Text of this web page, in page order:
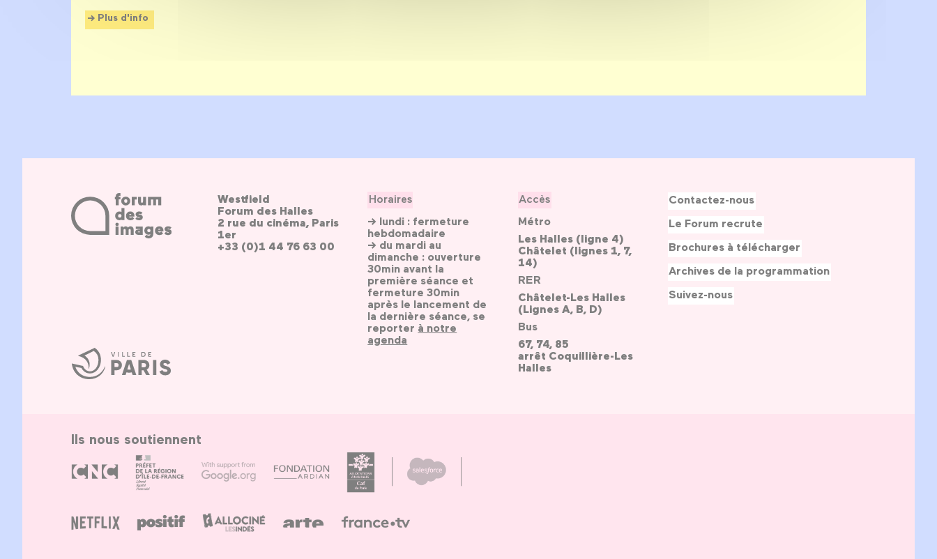
Plus d'info
Ville
de
Paris
Westfield
Forum des Halles
2 rue du cinéma, Paris
1er
+33 (0)1 44 76 63 00
Horaires
→ lundi : fermeture
hebdomadaire
→ du mardi au
dimanche : ouverture
30min avant la
première séance et
fermeture 30min
après le lancement de
la dernière séance, se
reporter à notre
agenda
Accès
Métro
Les Halles (ligne 4)
Châtelet (lignes 1, 7,
14)
RER
Châtelet-Les Halles
(Lignes A, B, D)
Bus
67, 74, 85
arrêt Coquillière-Les
Halles
Contactez-nous
Le Forum recrute
Brochures à télécharger
Archives de la programmation
Suivez-nous
Ils nous soutiennent